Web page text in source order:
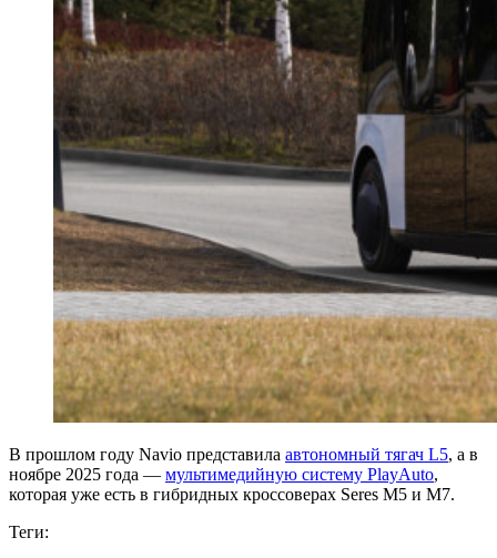
В прошлом году Navio представила автономный тягач L5, а в
ноябре 2025 года — мультимедийную систему PlayAuto,
которая уже есть в гибридных кроссоверах Seres M5 и M7.
Теги: